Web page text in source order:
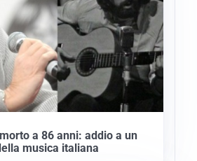
a 86 anni: addio a un
musica italiana